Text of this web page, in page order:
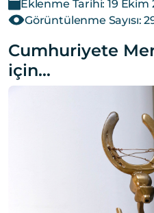
Eklenme Tarihi: 19 Ekim
Görüntülenme Sayısı:
Cumhuriyete
için…